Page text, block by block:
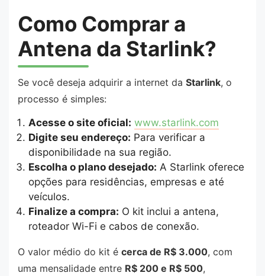
Como Comprar a
Antena da Starlink?
Se você deseja adquirir a internet da Starlink, o
processo é simples:
Acesse o site oficial: www.starlink.com
Digite seu endereço: Para verificar a
disponibilidade na sua região.
Escolha o plano desejado: A Starlink oferece
opções para residências, empresas e até
veículos.
Finalize a compra: O kit inclui a antena,
roteador Wi-Fi e cabos de conexão.
O valor médio do kit é cerca de R$ 3.000, com
uma mensalidade entre R$ 200 e R$ 500,